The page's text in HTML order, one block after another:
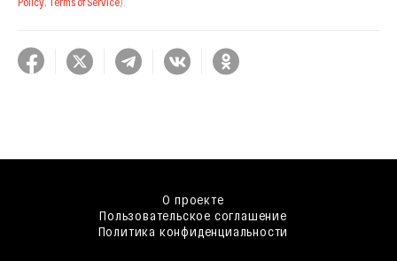
О проекте
Пользовательское соглашение
Политика конфиденциальности